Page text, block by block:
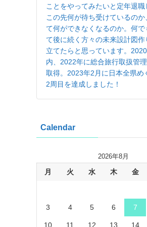
ことをやってみたいと定年退職
この先何が待ち受けているのか
て何ができなくなるのか。何で
て後に続く方々の未来設計図作
立てたらと思っています。
内、2022年に総合旅行取扱管
取得。2023年2月に日本全県め
2周目を達成しました！
Calendar
2026年8月
月 火 水 木 金
3 4 5 6 7
10 11 12 13 14